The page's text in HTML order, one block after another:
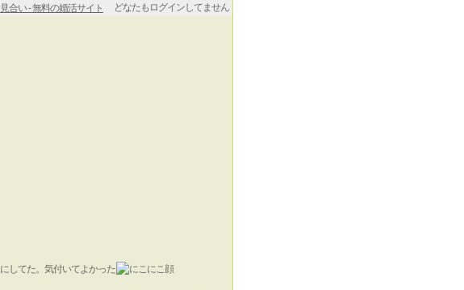
どなたもログインしてません
にしてた。気付いてよかった